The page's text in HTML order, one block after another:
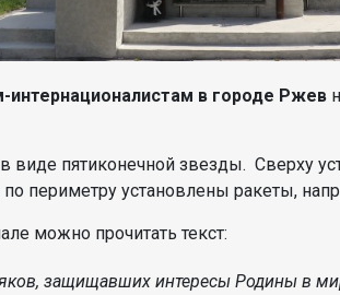
интернационалистам в городе Ржев
виде пятиконечной звезды. Сверху
по периметру установлены ракеты,
можно прочитать текст:
защищавших интересы Родины в